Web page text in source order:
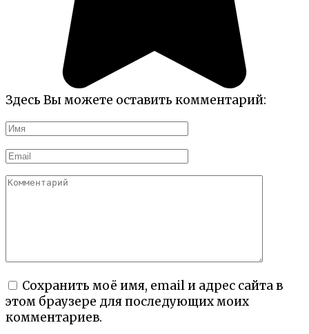
Здесь Вы можете оставить комментарий:
Имя
Email
Комментарий
Сохранить моё имя, email и адрес сайта в
этом браузере для последующих моих
комментариев.